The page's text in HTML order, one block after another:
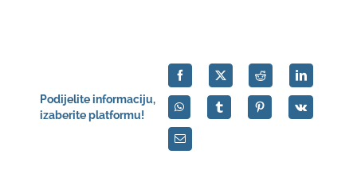
Podijelite informaciju,
izaberite platformu!